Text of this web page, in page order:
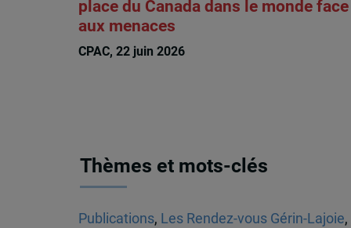
place du Canada dans le monde face
aux menaces
CPAC, 22 juin 2026
Thèmes et mots-clés
Publications, Les Rendez-vous Gérin-Lajoie,